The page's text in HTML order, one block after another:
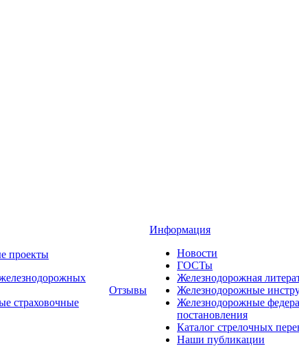
проекты
страховочные
Отзывы
Информация
Новости
ГОСТы
Железнодорожная
Железнодорожные
Железнодорожные
постановления
Каталог стрелочных
Наши публикации